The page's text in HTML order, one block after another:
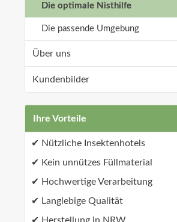
Die optimale Nisthilfe
Die passende Umgebung
Über uns
Kundenbilder
Ihre Vorteile
Nützliche Insektenhotels
Kein unnützes Füllmaterial
Hochwertige Verarbeitung
Langlebige Qualität